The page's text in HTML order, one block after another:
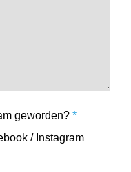
geworden? *
/ Instagram